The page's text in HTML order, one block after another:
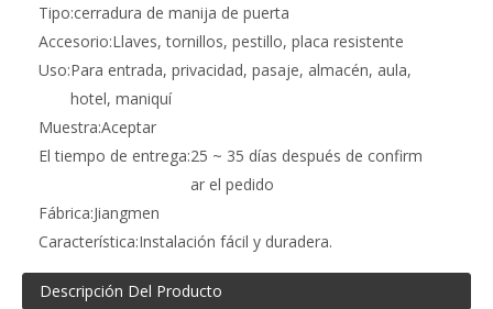
Tipo:cerradura de manija de puerta
Accesorio:Llaves, tornillos, pestillo, placa resistente
Uso:Para entrada, privacidad, pasaje, almacén, aula,
hotel, maniquí
Muestra:Aceptar
El tiempo de entrega:25 ~ 35 días después de confirm
ar el pedido
Fábrica:Jiangmen
Característica:Instalación fácil y duradera.
Descripción Del Producto